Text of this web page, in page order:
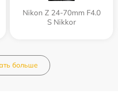
Nikon Z 24-70mm F4.0
S Nikkor
больше